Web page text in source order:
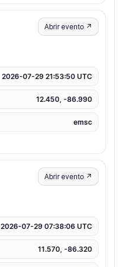
Abrir evento ↗
2026-07-29 21:53:50 UTC
12.450, -86.990
emsc
Abrir evento ↗
2026-07-29 07:38:06 UTC
11.570, -86.320